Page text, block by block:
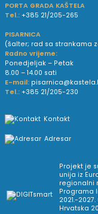
PORTA GRADA KAŠTELA
Tel.: +385 21/205-265
PISARNICA
(šalter; rad sa strankama
Radno vrijeme:
Ponedjeljak – Petak
8.00 – 14.00 sati
E-mail:
Tel.: +385 21/205-230
Kontakt
Adresar
Projekt je
unija iz
regionalni
Programa
2021.-2027.
Hrvatska